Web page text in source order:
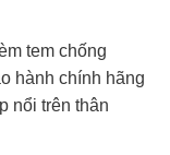
tem chống
hành chính hãng
nổi trên thân